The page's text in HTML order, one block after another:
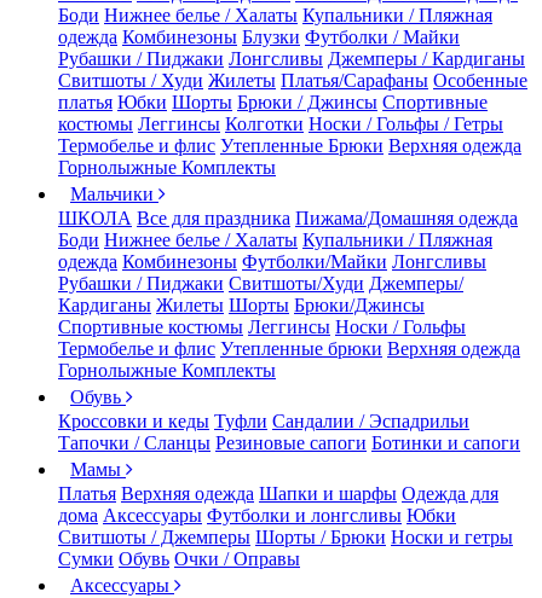
Боди Нижнее белье / Халаты Купальники / Пляжная
одежда Комбинезоны Блузки Футболки / Майки
Рубашки / Пиджаки Лонгсливы Джемперы / Кардиганы
Свитшоты / Худи Жилеты Платья/Сарафаны Особенные
платья Юбки Шорты Брюки / Джинсы Спортивные
костюмы Леггинсы Колготки Носки / Гольфы / Гетры
Термобелье и флис Утепленные Брюки Верхняя одежда
Горнолыжные Комплекты
Мальчики
ШКОЛА Все для праздника Пижама/Домашняя одежда
Боди Нижнее белье / Халаты Купальники / Пляжная
одежда Комбинезоны Футболки/Майки Лонгсливы
Рубашки / Пиджаки Свитшоты/Худи Джемперы/
Кардиганы Жилеты Шорты Брюки/Джинсы
Спортивные костюмы Леггинсы Носки / Гольфы
Термобелье и флис Утепленные брюки Верхняя одежда
Горнолыжные Комплекты
Обувь
Кроссовки и кеды Туфли Сандалии / Эспадрильи
Тапочки / Сланцы Резиновые сапоги Ботинки и сапоги
Мамы
Платья Верхняя одежда Шапки и шарфы Одежда для
дома Аксессуары Футболки и лонгсливы Юбки
Свитшоты / Джемперы Шорты / Брюки Носки и гетры
Сумки Обувь Очки / Оправы
Аксессуары